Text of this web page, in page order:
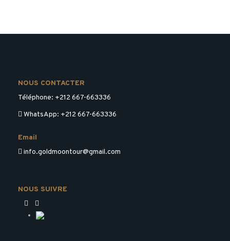
Le pourboire
PHOTOS
NOUS CONTACTER
Téléphone: +212 667-663336
WhatsApp: +212 667-663336
Email
info.goldmoontour@gmail.com
NOUS SUIVRE